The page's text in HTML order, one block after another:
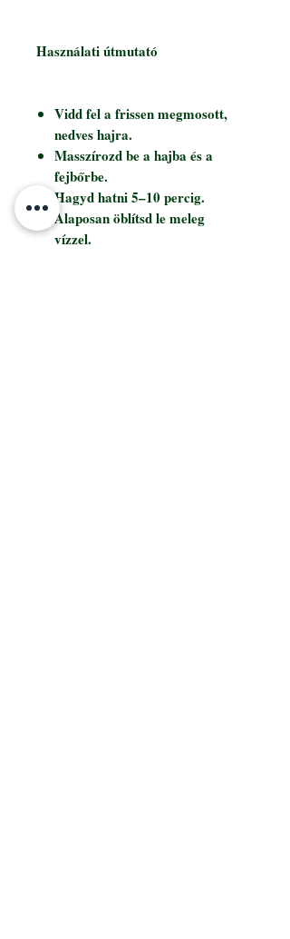
Használati útmutató
Vidd fel a frissen megmosott,
nedves hajra.
Masszírozd be a hajba és a
fejbőrbe.
Hagyd hatni 5–10 percig.
Alaposan öblítsd le meleg
vízzel.